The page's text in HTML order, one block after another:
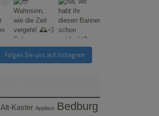
Folgen Sie uns auf Instagram
Alt-Kaster Applaus Bedburg